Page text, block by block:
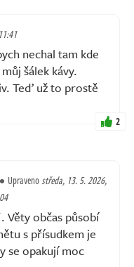
nechal tam kde
šálek kávy.
Teď už to prostě
2
Upravenostředa, 13. 5. 2026,
Věty občas působí
s přísudkem je
se opakují moc